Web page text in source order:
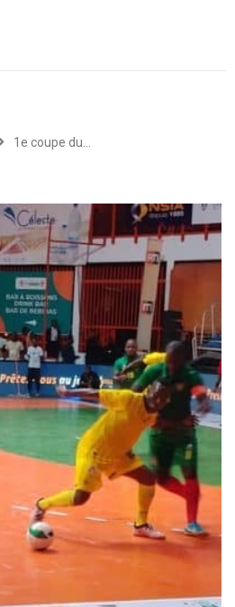
1e coupe du…